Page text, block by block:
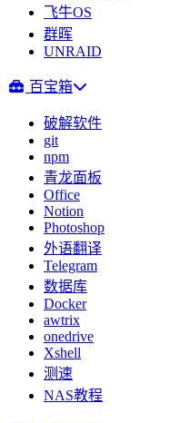
飞牛OS
群晖
UNRAID
百宝箱
破解软件
git
npm
青龙面板
Office
Notion
Photoshop
外语翻译
Telegram
数据库
Docker
awtrix
onedrive
Xshell
测速
NAS教程